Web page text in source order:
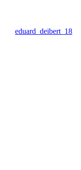
eduard_deibert_18